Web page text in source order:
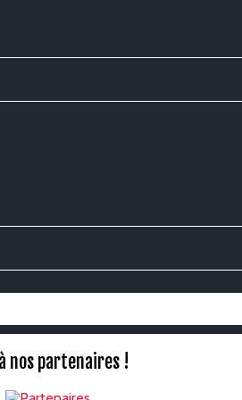
nos partenaires !